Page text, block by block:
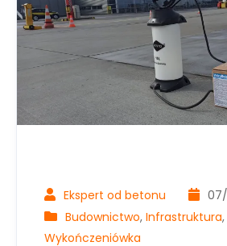
Ekspert od betonu
Budownictwo, Infrastruktura,
Wykończeniówka